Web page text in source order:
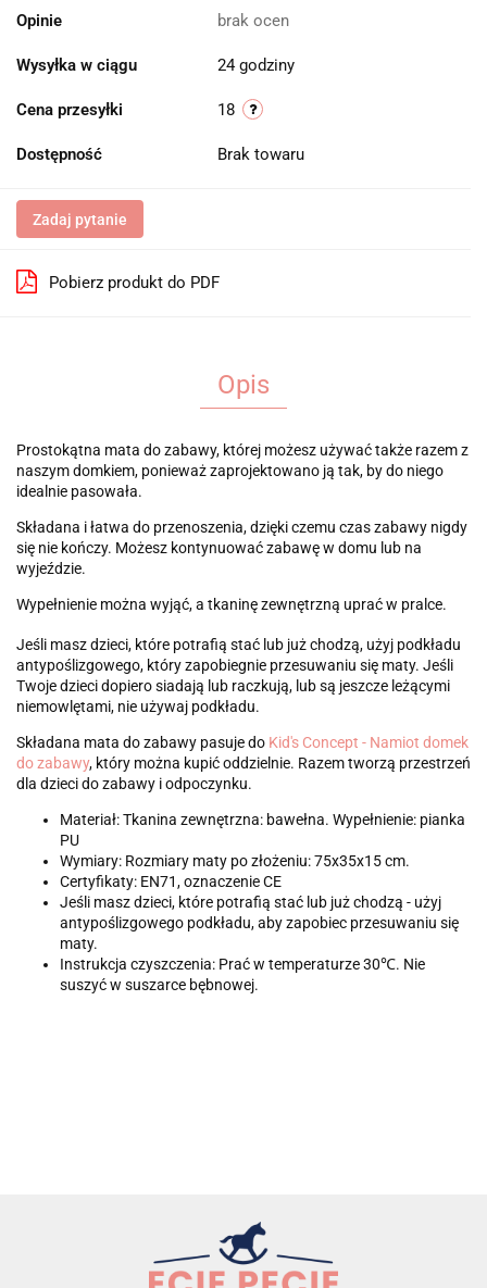
Opinie brak ocen
Wysyłka w ciągu 24 godziny
Cena przesyłki 18
Dostępność Brak towaru
Zadaj pytanie
Pobierz produkt do PDF
Opis
Prostokątna mata do zabawy, której możesz używać także razem z
naszym domkiem, ponieważ zaprojektowano ją tak, by do niego
idealnie pasowała.
Składana i łatwa do przenoszenia, dzięki czemu czas zabawy nigdy
się nie kończy. Możesz kontynuować zabawę w domu lub na
wyjeździe.
Wypełnienie można wyjąć, a tkaninę zewnętrzną uprać w pralce.
Jeśli masz dzieci, które potrafią stać lub już chodzą, użyj podkładu
antypoślizgowego, który zapobiegnie przesuwaniu się maty. Jeśli
Twoje dzieci dopiero siadają lub raczkują, lub są jeszcze leżącymi
niemowlętami, nie używaj podkładu.
Składana mata do zabawy pasuje do Kid's Concept - Namiot domek
do zabawy, który można kupić oddzielnie. Razem tworzą przestrzeń
dla dzieci do zabawy i odpoczynku.
Materiał: Tkanina zewnętrzna: bawełna. Wypełnienie: pianka
PU
Wymiary: Rozmiary maty po złożeniu: 75x35x15 cm.
Certyfikaty: EN71, oznaczenie CE
Jeśli masz dzieci, które potrafią stać lub już chodzą - użyj
antypoślizgowego podkładu, aby zapobiec przesuwaniu się
maty.
Instrukcja czyszczenia: Prać w temperaturze 30℃. Nie
suszyć w suszarce bębnowej.